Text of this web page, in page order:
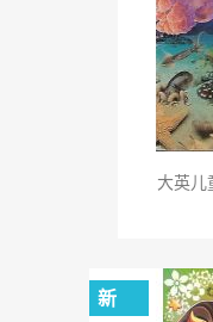
大英儿
新